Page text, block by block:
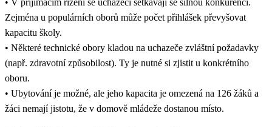
Zejména u populárních oborů může počet přihlášek převyšovat
kapacitu školy.
• Některé technické obory kladou na uchazeče zvláštní požadavky
(např. zdravotní způsobilost). Ty je nutné si zjistit u konkrétního
oboru.
• Ubytování je možné, ale jeho kapacita je omezená na 126 žáků a
žáci nemají jistotu, že v domově mládeže dostanou místo.